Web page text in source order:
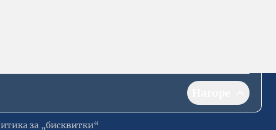
за „бисквитки“